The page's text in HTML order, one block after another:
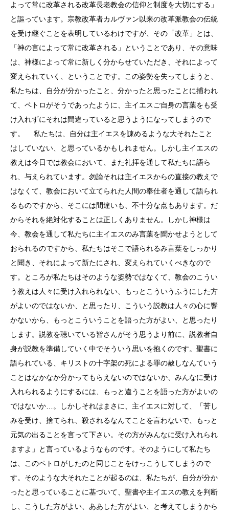
よって常に改革される改革長老教会の信仰と制度を大切にする」
と謳っています。宗教改革者カルヴァン以来の改革派教会の伝統
を受け継ぐことを表明しているわけですが、その「改革」とは、
「神の言によって常に改革される」ということであり、その意味
は、神様によって常に新しく分からせていただき、それによって
変えられていく、ということです。この姿勢を失ってしまうと、
私たちは、自分が分かったこと、分かったと思ったことに捕われ
て、ペトロがそうであったように、主イエスご自身の言葉をも受
け入れずにそれは間違っていると思うようになってしまうので
す。 私たちは、自分は主イエスを諌めるような大それたこと
はしていない、と思っているかもしれません。しかし主イエスの
教えは今日では教会において、また礼拝を通して私たちに語ら
れ、与えられています。勿論それは主イエスからの直接の教えで
はなくて、教会において立てられた人間の奉仕者を通して語られ
るものですから、そこには間違いも、不十分な点もあります。だ
からそれを絶対化することは正しくありません。しかし神様は
今、教会を通して私たちに主イエスのみ言葉を聞かせようとして
おられるのですから、私たちはそこで語られるみ言葉をしっかり
と聞き、それによって新たにされ、変えられていくべきなので
す。ところが私たちはそのような姿勢ではなくて、教会のこうい
う教えは人々に受け入れられない、もっとこういうふうにした方
がよいのではないか、と思ったり、こういう説教は人々の心に響
かないから、もっとこういうことを語った方がよい、と思ったり
します。説教を聴いている皆さんがそう思うより前に、説教者自
身が説教を準備していく中でそういう思いを抱くのです。聖書に
語られている、キリストの十字架の死による罪の赦しなんていう
ことはなかなか分かってもらえないのではないか、みんなに受け
入れられるようにするには、もっと違うことを語った方がよいの
ではないか…。しかしそれはまさに、主イエスに対して、「苦し
みを受け、捨てられ、殺されるなんてことを言わないで、もっと
元気の出ることを言って下さい。その方がみんなに受け入れられ
ますよ」と言っているようなものです。そのようにして私たち
は、このペトロがしたのと同じことをけっこうしてしまうので
す。そのような大それたことが起るのは、私たちが、自分が分か
ったと思っていることに基づいて、聖書や主イエスの教えを判断
し、こうした方がよい、ああした方がよい、と考えてしまうから